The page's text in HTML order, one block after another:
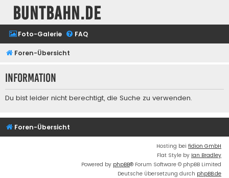
buntbahn.de
Foto-Galerie FAQ
Foren-Übersicht
Information
Du bist leider nicht berechtigt, die Suche zu verwenden.
Foren-Übersicht
Hosting bei fidion GmbH
Flat Style by Ian Bradley
Powered by phpBB® Forum Software © phpBB Limited
Deutsche Übersetzung durch phpBB.de